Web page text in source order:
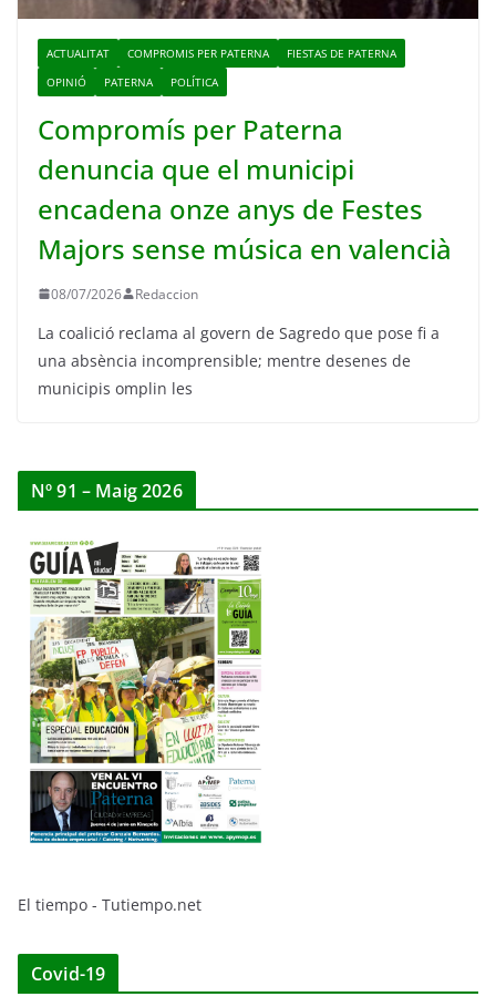
ACTUALITAT COMPROMIS PER PATERNA
FIESTAS DE PATERNA
OPINIÓ
PATERNA POLÍTICA
Compromís per Paterna
denuncia que el municipi
encadena onze anys de Festes
Majors sense música en valencià
08/07/2026 Redaccion
La coalició reclama al govern de Sagredo que pose fi a
una absència incomprensible; mentre desenes de
municipis omplin les
Nº 91 – Maig 2026
El tiempo - Tutiempo.net
Covid-19